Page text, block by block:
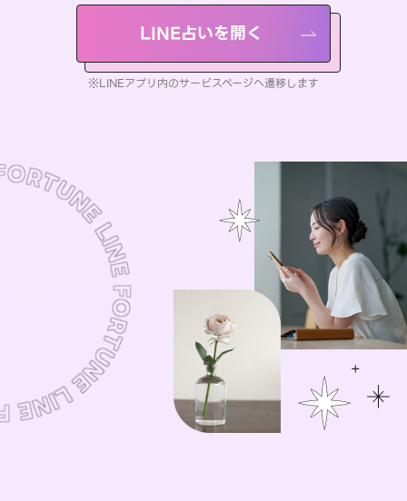
LINE占いを開く
※LINEアプリ内のサービスページへ遷移します